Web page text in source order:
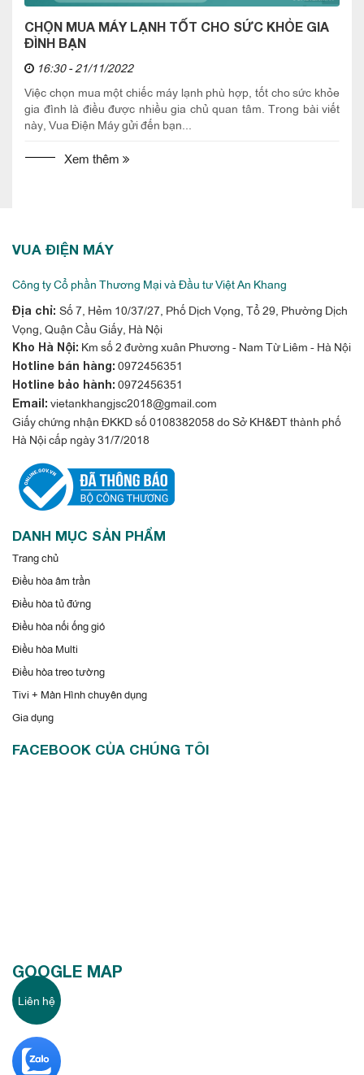
CHỌN MUA MÁY LẠNH TỐT CHO SỨC KHỎE GIA
ĐÌNH BẠN
16:30 - 21/11/2022
Việc chọn mua một chiếc máy lạnh phù hợp, tốt cho sức khỏe
gia đình là điều được nhiều gia chủ quan tâm. Trong bài viết
này, Vua Điện Máy gửi đến bạn...
Xem thêm
VUA ĐIỆN MÁY
Công ty Cổ phần Thương Mại và Đầu tư Việt An Khang
Địa chỉ: Số 7, Hẻm 10/37/27, Phố Dịch Vọng, Tổ 29, Phường Dịch
Vọng, Quận Cầu Giấy, Hà Nội
Kho Hà Nội: Km số 2 đường xuân Phương - Nam Từ Liêm - Hà Nội
Hotline bán hàng: 0972456351
Hotline bảo hành: 0972456351
Email: vietankhangjsc2018@gmail.com
Giấy chứng nhận ĐKKD số 0108382058 do Sở KH&ĐT thành phố
Hà Nội cấp ngày 31/7/2018
DANH MỤC SẢN PHẨM
Trang chủ
Điều hòa âm trần
Điều hòa tủ đứng
Điều hòa nối ống gió
Điều hòa Multi
Điều hòa treo tường
Tivi + Màn Hình chuyên dụng
Gia dụng
FACEBOOK CỦA CHÚNG TÔI
GOOGLE MAP
Liên hệ